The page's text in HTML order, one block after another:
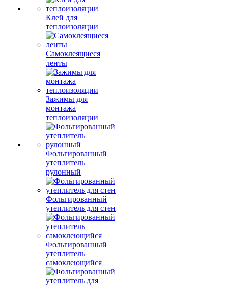
Клей для
теплоизоляции
Самоклеящиеся
ленты
Зажимы для
монтажа
теплоизоляции
Фольгированный
утеплитель
рулонный
Фольгированный
утеплитель для стен
Фольгированный
утеплитель
самоклеющийся